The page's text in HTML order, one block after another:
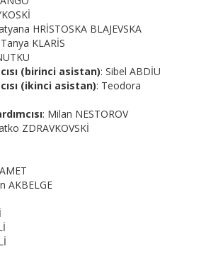
HRİSTOSKA BLAJEVSKA
KLARİS
(birinci asistan): Sibel ABDİU
(ikinci asistan): Teodora
: Milan NESTOROV
ZDRAVKOVSKİ
AKBELGE